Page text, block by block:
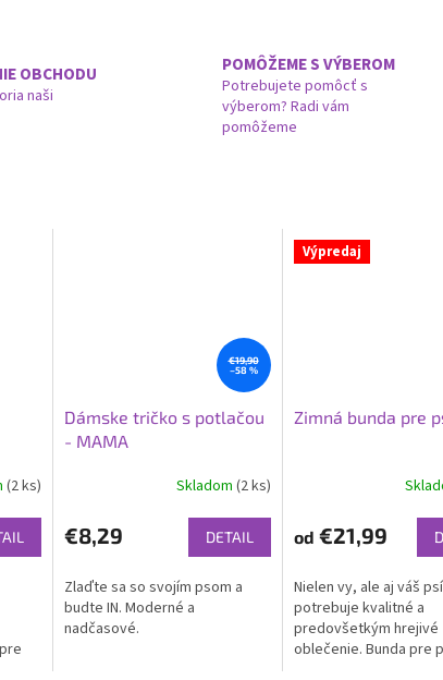
OBCHODU
naši
POMÔŽEME S VÝBEROM
Potrebujete pomôcť s
výberom? Radi vám
pomôžeme
(2 ks)
€19,90
–58 %
Dámske tričko s potlačou
- MAMA
Skladom (2 ks)
€8,29 DETAIL
Zlaďte sa so svojím psom a
budte IN. Moderné a
nadčasové.
Výpredaj
Zimná bunda pre
produktu
je
z
5
hviezdičiek.
od €21,99
Nielen vy, ale aj váš
potrebuje kvalitné a
predovšetkým hrejivé
oblečenie. Bunda pre